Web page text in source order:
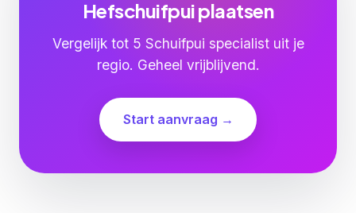
Hefschuifpui plaatsen
Vergelijk tot 5 Schuifpui specialist uit je
regio. Geheel vrijblijvend.
Start aanvraag →